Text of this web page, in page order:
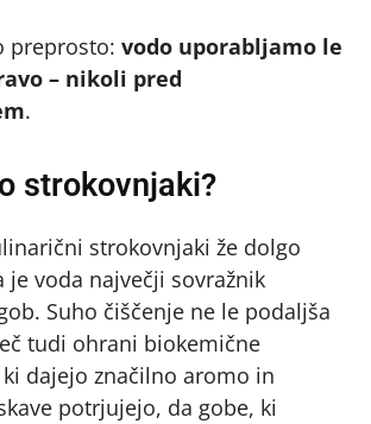
preprosto: vodo uporabljamo le
– nikoli pred
.
strokovnjaki?
strokovnjaki že dolgo
je voda največji sovražnik
Suho čiščenje ne le podaljša
tudi ohrani biokemične
dajejo značilno aromo in
potrjujejo, da gobe, ki